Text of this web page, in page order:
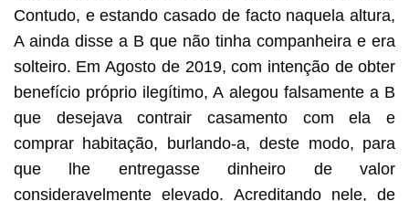
Contudo, e estando casado de facto naquela altura,
A ainda disse a B que não tinha companheira e era
solteiro. Em Agosto de 2019, com intenção de obter
benefício próprio ilegítimo, A alegou falsamente a B
que desejava contrair casamento com ela e
comprar habitação, burlando-a, deste modo, para
que lhe entregasse dinheiro de valor
consideravelmente elevado. Acreditando nele, de